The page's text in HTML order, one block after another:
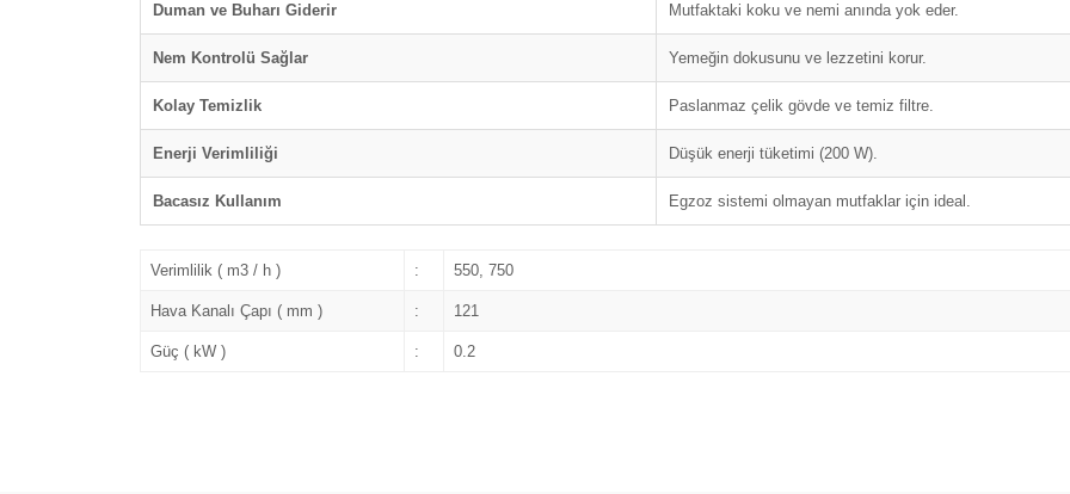
Duman ve Buharı Giderir Mutfaktaki koku ve nemi anında yok eder.
Nem Kontrolü Sağlar Yemeğin dokusunu ve lezzetini korur.
Kolay Temizlik Paslanmaz çelik gövde ve temiz filtre.
Enerji Verimliliği Düşük enerji tüketimi (200 W).
Bacasız Kullanım Egzoz sistemi olmayan mutfaklar için ideal.
Verimlilik ( m3 / h ) : 550, 750
Hava Kanalı Çapı ( mm ) : 121
Güç ( kW ) : 0.2